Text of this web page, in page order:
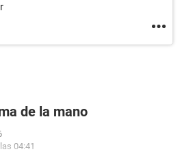
de la mano
04:41